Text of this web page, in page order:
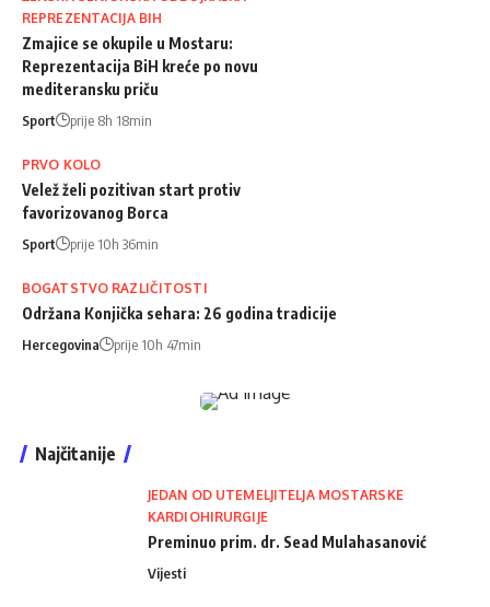
REPREZENTACIJA BIH
Zmajice se okupile u Mostaru:
Reprezentacija BiH kreće po novu
mediteransku priču
Sport prije 8h 18min
PRVO KOLO
Velež želi pozitivan start protiv
favorizovanog Borca
Sport prije 10h 36min
BOGATSTVO RAZLIČITOSTI
Održana Konjička sehara: 26 godina tradicije
Hercegovina prije 10h 47min
Najčitanije
JEDAN OD UTEMELJITELJA MOSTARSKE
KARDIOHIRURGIJE
Preminuo prim. dr. Sead Mulahasanović
Vijesti